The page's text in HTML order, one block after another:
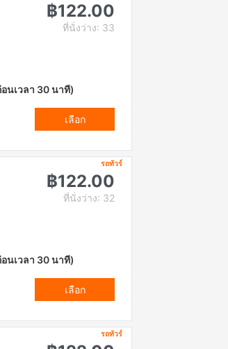
฿122.00
ที่นั่งว่าง: 33
นเวลา 30 นาที)
เลือก
รถทัวร์
฿122.00
ที่นั่งว่าง: 32
นเวลา 30 นาที)
เลือก
รถทัวร์